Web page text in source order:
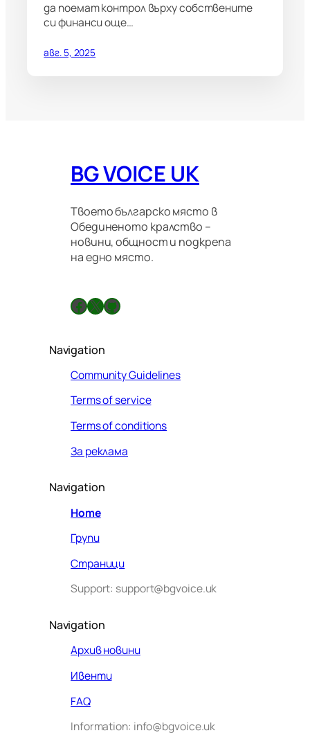
да поемат контрол върху собствените
си финанси още…
авг. 5, 2025
BG VOICE UK
Твоето българско място в
Обединеното кралство –
новини, общност и подкрепа
на едно място.
Facebook X GitHub
Navigation
Community Guidelines
Terms of service
Terms of conditions
За реклама
Navigation
Home
Групи
Страници
Support: support@bgvoice.uk
Navigation
Архив новини
Ивенти
FAQ
Information: info@bgvoice.uk
VOICE UK. С какво мога да